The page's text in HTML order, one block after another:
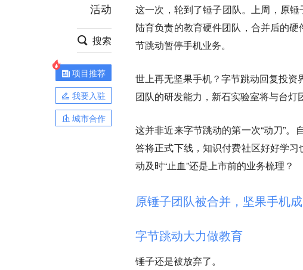
安徽
活动
搜索
项目推荐
我要入驻
城市合作
这一次，轮到了锤子团队。上周，原
陆育负责的教育硬件团队，合并后的
节跳动暂停手机业务。
世上再无坚果手机？字节跳动回复投
团队的研发能力，新石实验室将与台灯
这并非近来字节跳动的第一次“动刀”
答将正式下线，知识付费社区好好学
动及时“止血”还是上市前的业务梳理？
原锤子团队被合并，坚果手机
字节跳动大力做教育
锤子还是被放弃了。